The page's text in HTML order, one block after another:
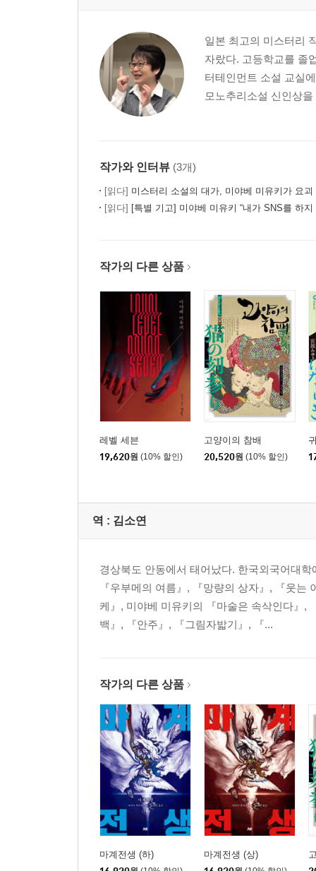
일본 최고의 미스터리
자랐다. 고등학교를 졸
터테인먼트 소설 교실
모노추리소설 신인상
작가와 인터뷰 (3개)
[읽다] 미스터리 소설의 대가, 미야베 미유키가 요
[읽다] [특별 기고] 미야베 미유키 “내가 SNS를 하지
작가의 다른 상품
레벨 세븐
19,620원 (10% 할인)
고양이의 참배
20,520원 (10% 할인)
역 : 김소연
경상북도 안동에서 태어났다. 한국외국어대
『우부메의 여름』, 『망량의 상자』, 『웃
케』, 미야베 미유키의 『마술은 속삭인다』,
백』, 『안주』, 『그림자밟기』, 『...
작가의 다른 상품
마계전생 (하) 마계전생 (상)